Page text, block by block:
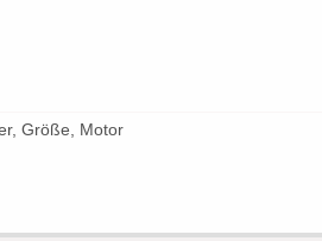
Größe, Motor